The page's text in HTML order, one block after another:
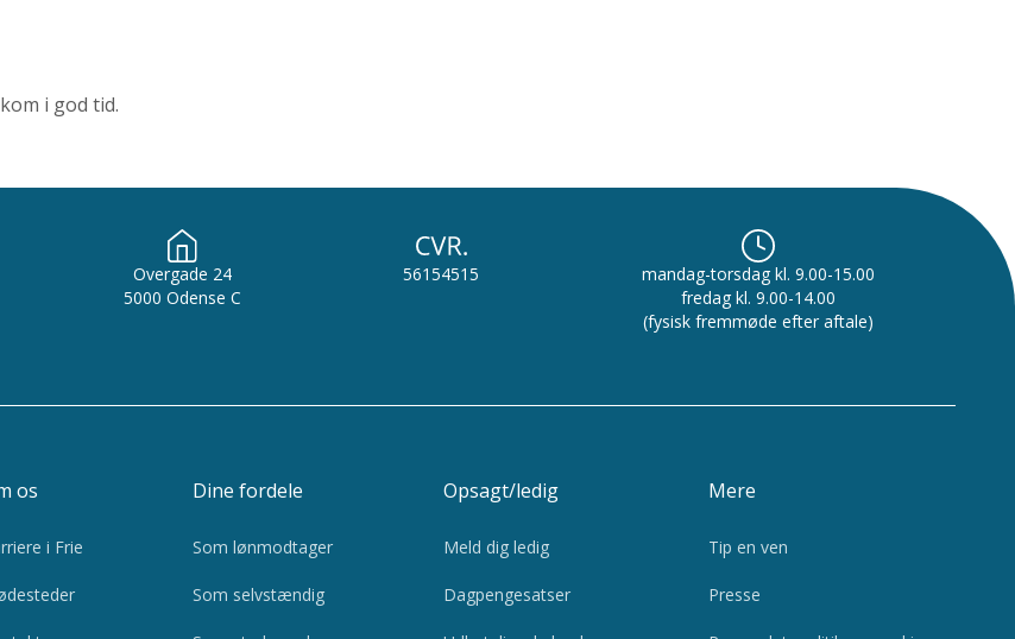
i god tid.
Overgade 24
5000 Odense C
56154515
mandag-torsdag kl. 9.00-15.00
fredag kl. 9.00-14.00
(fysisk fremmøde efter aftale)
os
i Frie
Dine fordele
Som lønmodtager
Som selvstændig
Opsagt/ledig
Meld dig ledig
Dagpengesatser
Mere
Tip en ven
Presse